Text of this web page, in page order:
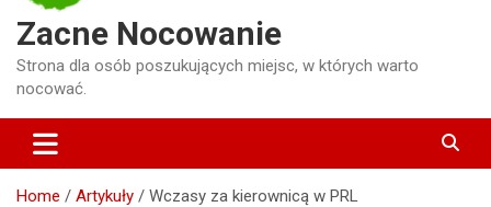
Zacne Nocowanie
Strona dla osób poszukujących miejsc, w których warto
nocować.
Home Artykuły Wczasy za kierownicą w PRL